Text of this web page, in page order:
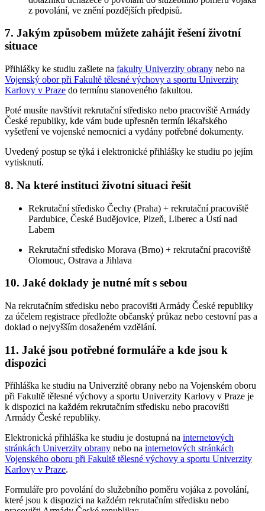
z povolání, ve znění pozdějších předpisů.
7. Jakým způsobem můžete zahájit řešení životní
situace
Přihlášky ke studiu zašlete na fakulty Univerzity obrany nebo na
Vojenský obor při Fakultě tělesné výchovy a sportu Univerzity
Karlovy v Praze do termínu stanoveného fakultou.
Poté musíte navštívit rekrutační středisko nebo pracoviště Armády
České republiky, kde vám bude upřesněn termín lékařského
vyšetření ve vojenské nemocnici a vydány potřebné dokumenty.
Uvedený postup se týká i elektronické přihlášky ke studiu po jejím
vytisknutí.
8. Na které instituci životní situaci řešit
Rekrutační středisko Čechy (Praha) + rekrutační pracoviště
Pardubice, České Budějovice, Plzeň, Liberec a Ústí nad
Labem
Rekrutační středisko Morava (Brno) + rekrutační pracoviště
Olomouc, Ostrava a Jihlava
10. Jaké doklady je nutné mít s sebou
Na rekrutačním středisku nebo pracovišti Armády České republiky
za účelem registrace předložte občanský průkaz nebo cestovní pas a
doklad o nejvyšším dosaženém vzdělání.
11. Jaké jsou potřebné formuláře a kde jsou k
dispozici
Přihláška ke studiu na Univerzitě obrany nebo na Vojenském oboru
při Fakultě tělesné výchovy a sportu Univerzity Karlovy v Praze je
k dispozici na každém rekrutačním středisku nebo pracovišti
Armády České republiky.
Elektronická přihláška ke studiu je dostupná na internetových
stránkách Univerzity obrany nebo na internetových stránkách
Vojenského oboru při Fakultě tělesné výchovy a sportu Univerzity
Karlovy v Praze.
Formuláře pro povolání do služebního poměru vojáka z povolání,
které jsou k dispozici na každém rekrutačním středisku nebo